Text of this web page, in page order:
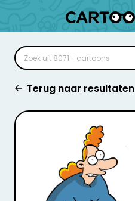
Terug naar resultaten